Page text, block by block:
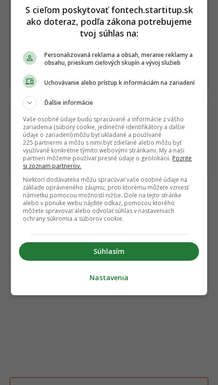
Alebo
Zaplatiť kartou
Súhlasím sPodmienkami ochrany súkromia,
Podmienkami používania
Všeobecnými obchodnými
Dostaň Fontech do svojich Google
odporúčaní
Pridať ako preferovaný zdroj
Fontech, odkaz sa otvorí v
Čítaj viac z kategórie:Vesmír a veda
S cieľom poskytovať fontech.startitup.sk
ako doteraz, podľa zákona potrebujeme
tvoj súhlas na:
Personalizovaná reklama a obsah, meranie reklamy a
obsahu, prieskum cieľových skupín a vývoj služieb
Uchovávanie alebo prístup k informáciám na zariadení
Ďalšie informácie
Vaše osobné údaje budú spracúvané a informácie z vášho
zariadenia (súbory cookie, jedinečné identifikátory a ďalšie
údaje o zariadení) môžu byť ukladané a používané
225 partnermi a môžu s nimi byť zdieľané alebo môžu byť
využívané konkrétne týmito webovými stránkami. My a naši
partneri môžeme používať presné údaje o geolokácii. Pozrite
si zoznam partnerov.
Niektorí dodávatelia môžu spracúvať vaše osobné údaje na
základe oprávneného záujmu, proti ktorému môžete vzniesť
námietku pomocou možností nižšie. Dole na tejto stránke
alebo v ponuke webu nájdite odkaz, pomocou ktorého
môžete spravovať alebo odvolať súhlas v nastaveniach
ochrany súkromia a súborov cookie.
Súhlasím
Nastavenia